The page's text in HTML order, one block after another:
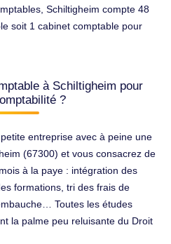
Schiltigheim compte 48
soit 1 cabinet comptable pour
à Schiltigheim pour
?
entreprise avec à peine une
(67300) et vous consacrez de
à la paye : intégration des
formations, tri des frais de
Toutes les études
la palme peu reluisante du Droit